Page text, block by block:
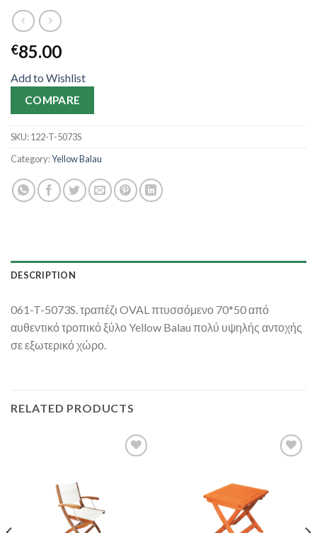
€85.00
Add to Wishlist
COMPARE
SKU:122-T-5073S
Category:Yellow Balau
DESCRIPTION
061-T-5073S. τραπέζι OVAL πτυσσόμενο 70*50 από
αυθεντικό τροπικό ξύλο Yellow Balau πολύ υψηλής αντοχής
σε εξωτερικό χώρο.
RELATED PRODUCTS